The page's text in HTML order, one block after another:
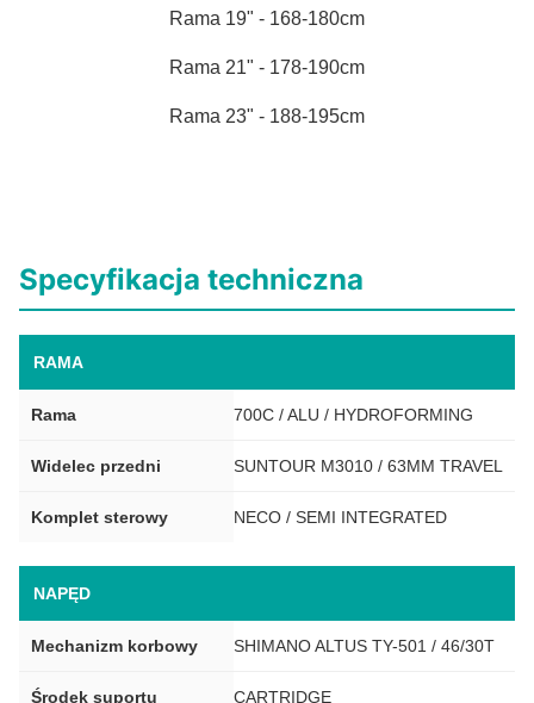
Rama 19" - 168-180cm
Rama 21" - 178-190cm
Rama 23" - 188-195cm
Specyfikacja techniczna
RAMA
Rama 700C / ALU / HYDROFORMING
Widelec przedni SUNTOUR M3010 / 63MM TRAVEL
Komplet sterowy NECO / SEMI INTEGRATED
NAPĘD
Mechanizm korbowy SHIMANO ALTUS TY-501 / 46/30T
Środek suportu CARTRIDGE